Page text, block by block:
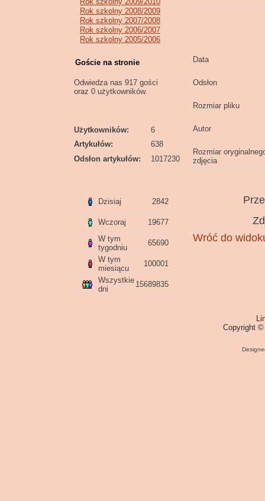
Rok szkolny 2008/2009
Rok szkolny 2007/2008
Rok szkolny 2006/2007
Rok szkolny 2005/2006
Goście na stronie
Odwiedza nas 917 gości
oraz 0 użytkowników.
Użytkowników:
6
Artykułów:
638
Odsłon artykułów:
1017230
Dzisiaj 2842
Wczoraj
19677
W tym
tygodniu
65690
W tym
miesiącu
100001
Wszystkie
dni
15689835
Data
Odsłon
Rozmiar pliku
Autor
Rozmiar
zdjęcia
Wróć do
Copyright ©